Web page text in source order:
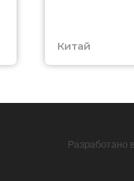
Китай
Разработано в